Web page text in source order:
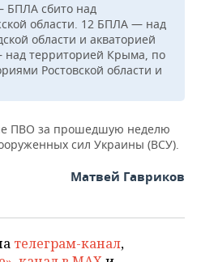
БПЛА сбито над
области. 12 БПЛА — над
области и акваторией
над территорией Крыма, по
Ростовской области и
ПВО за прошедшую неделю
сил Украины (ВСУ).
Матвей Гавриков
телеграм-канал,